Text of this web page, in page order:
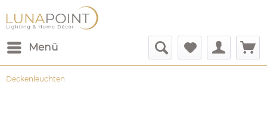
Menü
Deckenleuchten